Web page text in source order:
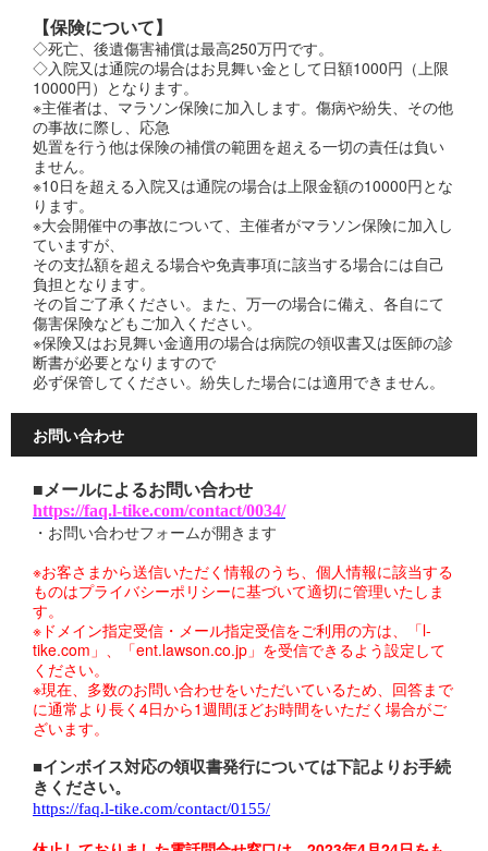
【保険について】
◇死亡、後遺傷害補償は最高250万円です。
◇入院又は通院の場合はお見舞い金として日額1000円（上限
10000円）となります。
※主催者は、マラソン保険に加入します。傷病や紛失、その他
の事故に際し、応急
処置を行う他は保険の補償の範囲を超える一切の責任は負い
ません。
※10日を超える入院又は通院の場合は上限金額の10000円とな
ります。
※大会開催中の事故について、主催者がマラソン保険に加入し
ていますが、
その支払額を超える場合や免責事項に該当する場合には自己
負担となります。
その旨ご了承ください。また、万一の場合に備え、各自にて
傷害保険などもご加入ください。
※保険又はお見舞い金適用の場合は病院の領収書又は医師の診
断書が必要となりますので
必ず保管してください。紛失した場合には適用できません。
お問い合わせ
■メールによるお問い合わせ
https://faq.l-tike.com/contact/0034/
・お問い合わせフォームが開きます
※お客さまから送信いただく情報のうち、個人情報に該当する
ものはプライバシーポリシーに基づいて適切に管理いたしま
す。
※ドメイン指定受信・メール指定受信をご利用の方は、「l-
tike.com」、「ent.lawson.co.jp」を受信できるよう設定して
ください。
※現在、多数のお問い合わせをいただいているため、回答まで
に通常より長く4日から1週間ほどお時間をいただく場合がご
ざいます。
■インボイス対応の領収書発行については下記よりお手続
きください。
https://faq.l-tike.com/contact/0155/